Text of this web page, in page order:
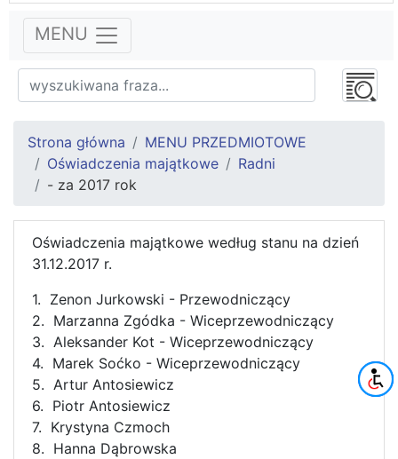
MENU
Strona główna
MENU PRZEDMIOTOWE
Oświadczenia majątkowe
Radni
- za 2017 rok
Oświadczenia majątkowe według stanu na dzień
31.12.2017 r.
1. Zenon Jurkowski - Przewodniczący
2. Marzanna Zgódka - Wiceprzewodniczący
3. Aleksander Kot - Wiceprzewodniczący
4. Marek Soćko - Wiceprzewodniczący
5. Artur Antosiewicz
6. Piotr Antosiewicz
7. Krystyna Czmoch
8. Hanna Dąbrowska